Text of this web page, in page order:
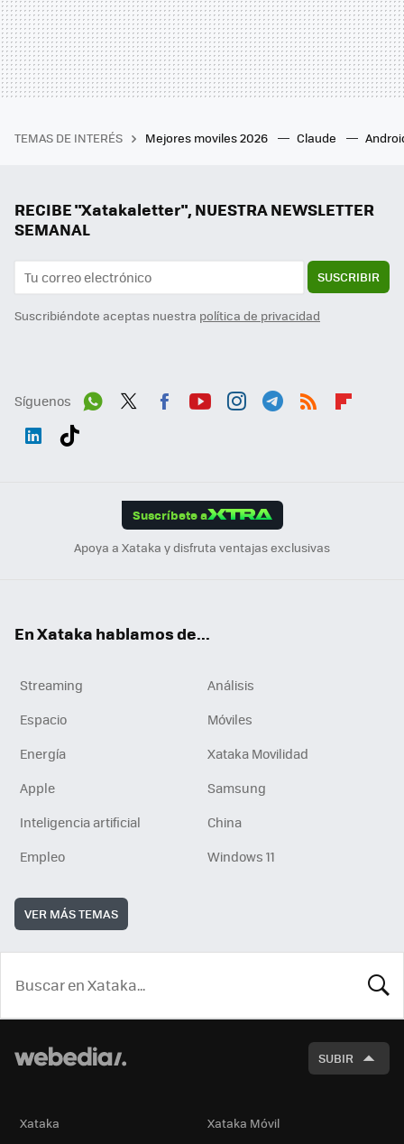
TEMAS DE INTERÉS Mejores moviles 2026 Claude
RECIBE "Xatakaletter", NUESTRA NEWSLETTER
SEMANAL
SUSCRIBIR
Suscribiéndote aceptas nuestra política de privacidad
Síguenos
Suscríbete a
Apoya a Xataka y disfruta ventajas exclusivas
En Xataka hablamos de...
Streaming
Análisis
Espacio
Móviles
Energía
Xataka Movilidad
Apple
Samsung
Inteligencia artificial
China
Empleo
Windows 11
VER MÁS TEMAS
SUBIR
Xataka Xataka Móvil